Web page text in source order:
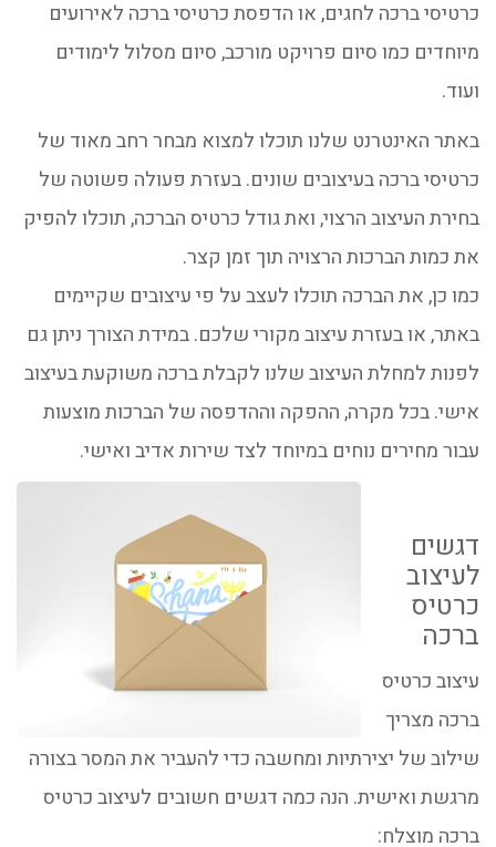
כרטיסי ברכה לחגים, או הדפסת כרטיסי ברכה לאירועים
מיוחדים כמו סיום פרויקט מורכב, סיום מסלול לימודים
ועוד.
באתר האינטרנט שלנו תוכלו למצוא מבחר רחב מאוד של
כרטיסי ברכה בעיצובים שונים. בעזרת פעולה פשוטה של
בחירת העיצוב הרצוי, ואת גודל כרטיס הברכה, תוכלו להפיק
את כמות הברכות הרצויה תוך זמן קצר.
כמו כן, את הברכה תוכלו לעצב על פי עיצובים שקיימים
באתר, או בעזרת עיצוב מקורי שלכם. במידת הצורך ניתן גם
לפנות למחלת העיצוב שלנו לקבלת ברכה משוקעת בעיצוב
אישי. בכל מקרה, ההפקה וההדפסה של הברכות מוצעות
עבור מחירים נוחים במיוחד לצד שירות אדיב ואישי.
דגשים
לעיצוב
כרטיס
ברכה
עיצוב כרטיס
ברכה מצריך
שילוב של יצירתיות ומחשבה כדי להעביר את המסר בצורה
מרגשת ואישית. הנה כמה דגשים חשובים לעיצוב כרטיס
ברכה מוצלח: